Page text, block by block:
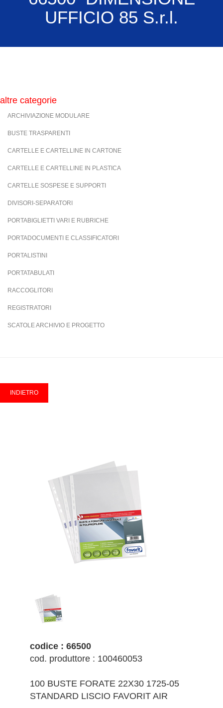
UFFICIO 85 S.r.l.
altre categorie
ARCHIVIAZIONE MODULARE
BUSTE TRASPARENTI
CARTELLE E CARTELLINE IN CARTONE
CARTELLE E CARTELLINE IN PLASTICA
CARTELLE SOSPESE E SUPPORTI
DIVISORI-SEPARATORI
PORTABIGLIETTI VARI E RUBRICHE
PORTADOCUMENTI E CLASSIFICATORI
PORTALISTINI
PORTATABULATI
RACCOGLITORI
REGISTRATORI
SCATOLE ARCHIVIO E PROGETTO
codice : 66500
cod. produttore : 100460053
100 BUSTE FORATE 22X30 1725-05
STANDARD LISCIO FAVORIT AIR